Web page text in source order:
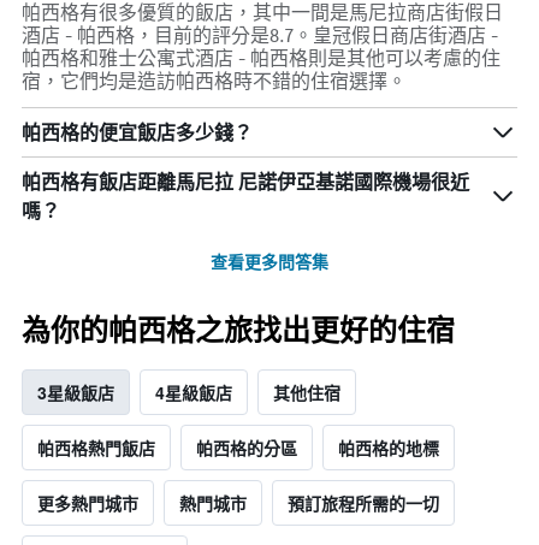
帕西格有很多優質的飯店，其中一間是馬尼拉商店街假日
酒店 - 帕西格，目前的評分是8.7。皇冠假日商店街酒店 -
帕西格和雅士公寓式酒店 - 帕西格則是其他可以考慮的住
宿，它們均是造訪帕西格時不錯的住宿選擇。
帕西格的便宜飯店多少錢？
帕西格​有飯店距離馬尼拉 尼諾伊亞基諾國際機場​很近
嗎？
查看更多問答集
為你的帕西格之旅找出更好的住宿
3星級飯店 4星級飯店 其他住宿
帕西格熱門飯店 帕西格的分區 帕西格的地標
更多熱門城市 熱門城市 預訂旅程所需的一切